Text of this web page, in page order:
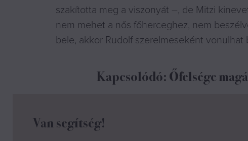
szakította meg a viszonyát –, de Mitzi
nem mehet a nős főherceghez, nem
bele, akkor Rudolf szerelmeseként vonulhat
Kapcsolódó: Őfelsége
Van segítség!